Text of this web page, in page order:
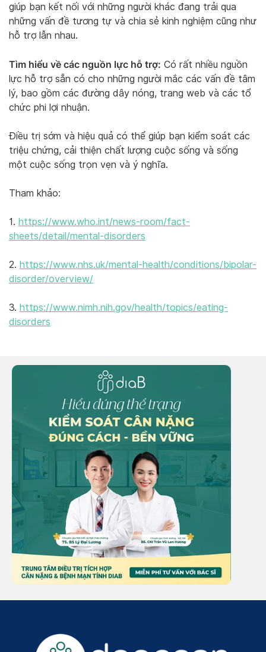
giúp bạn kết nối với những người khác đang trải qua
những vấn đề tương tự và chia sẻ kinh nghiệm cũng như
hỗ trợ lẫn nhau.
Tìm hiểu về các nguồn lực hỗ trợ: Có rất nhiều nguồn
lực hỗ trợ sẵn có cho những người mắc các vấn đề tâm
lý, bao gồm các đường dây nóng, trang web và các tổ
chức phi lợi nhuận.
Điều trị sớm và hiệu quả có thể giúp bạn kiểm soát các
triệu chứng, cải thiện chất lượng cuộc sống và sống
một cuộc sống trọn vẹn và ý nghĩa.
Tham khảo:
1. https://www.who.int/news-room/fact-
sheets/detail/mental-disorders
2. https://www.nhs.uk/mental-health/conditions/bipolar-
disorder/overview/
3. https://www.nimh.nih.gov/health/topics/eating-
disorders